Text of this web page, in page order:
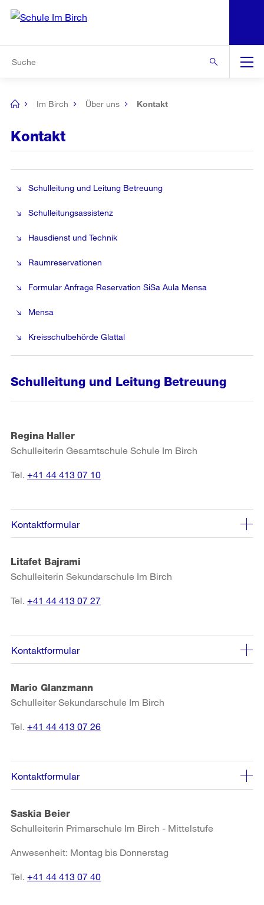
Navigation
[no
Im Birch Über uns Kontakt
Kontakt
Schulleitung und Leitung Betreuung
Schulleitungsassistenz
Hausdienst und Technik
Raumreservationen
Formular Anfrage Reservation SiSa Aula Mensa
Mensa
Kreisschulbehörde Glattal
Schulleitung und Leitung Betreuung
Regina Haller
Schulleiterin Gesamtschule Schule Im Birch
Tel. +41 44 413 07 10
Kontaktformular
Litafet Bajrami
Schulleiterin Sekundarschule Im Birch
Tel. +41 44 413 07 27
Kontaktformular
Mario Glanzmann
Schulleiter Sekundarschule Im Birch
Tel. +41 44 413 07 26
Kontaktformular
Saskia Beier
Schulleiterin Primarschule Im Birch - Mittelstufe
Anwesenheit: Montag bis Donnerstag
Tel. +41 44 413 07 40